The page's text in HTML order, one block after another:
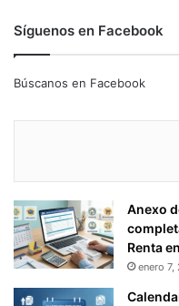
Síguenos en Facebook
Búscanos en Facebook
Anexo
Renta
enero 7,